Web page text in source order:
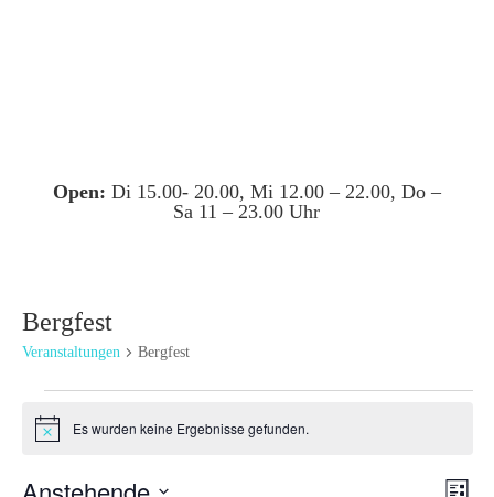
Open: Di 15.00- 20.00, Mi 12.00 – 22.00, Do –
Sa 11 – 23.00 Uhr
Bergfest
Veranstaltungen Bergfest
HinweisEs wurden keine Ergebnisse gefunden.